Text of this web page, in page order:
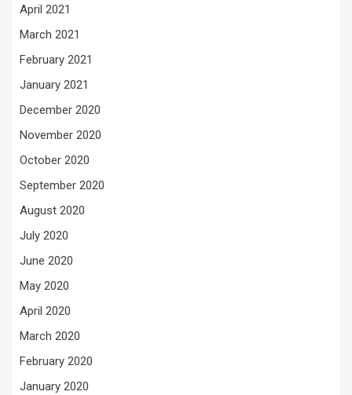
April 2021
March 2021
February 2021
January 2021
December 2020
November 2020
October 2020
September 2020
August 2020
July 2020
June 2020
May 2020
April 2020
March 2020
February 2020
January 2020